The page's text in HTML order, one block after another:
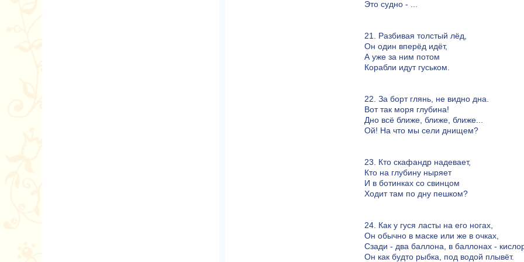
Это судно - ...
21. Разбивая толстый лёд,
Он один вперёд идёт,
А уже за ним потом
Корабли идут гуськом.
22. За борт глянь, не видно дна.
Вот так моря глубина!
Дно всё ближе, ближе, ближе...
Ой! На что мы сели днищем?
23. Кто скафандр надевает,
Кто на глубину ныряет
И в ботинках со свинцом
Ходит там по дну пешком?
24. Как у гуся ласты на его ногах,
Он обычно в маске или же в очках,
Сзади - два баллона, в баллонах -
Он как будто рыбка, под водой плывёт.